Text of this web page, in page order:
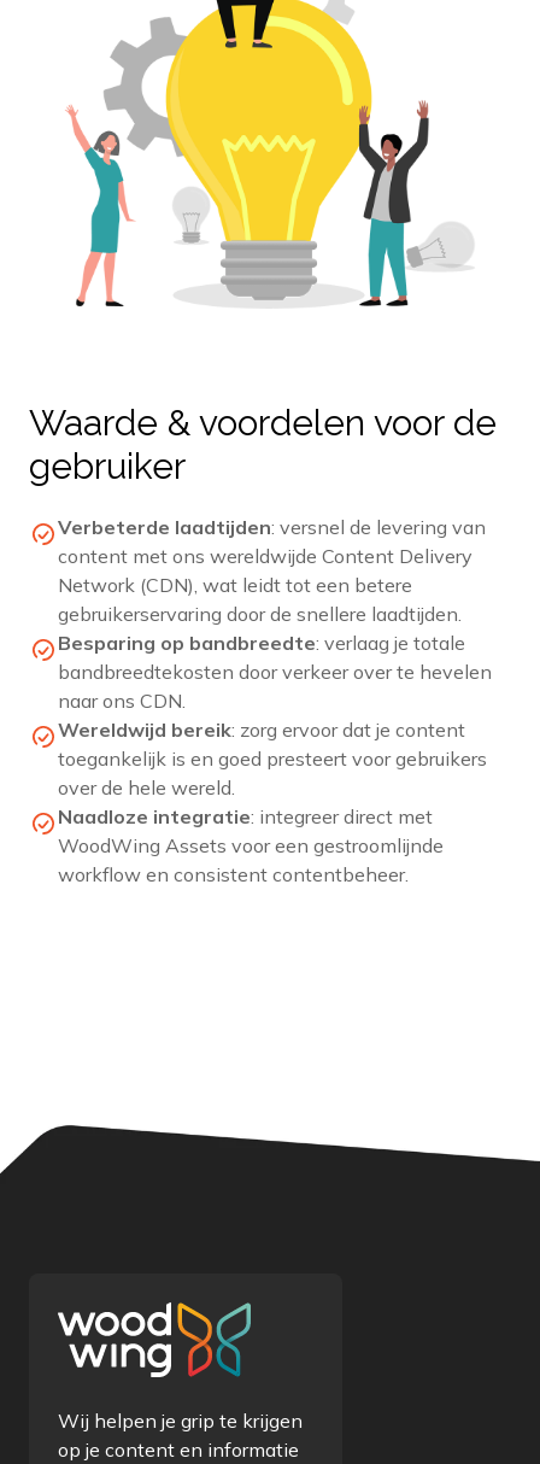
Waarde & voordelen voor de
gebruiker
Verbeterde laadtijden: versnel de levering van
content met ons wereldwijde Content Delivery
Network (CDN), wat leidt tot een betere
gebruikerservaring door de snellere laadtijden.
Besparing op bandbreedte: verlaag je totale
bandbreedtekosten door verkeer over te hevelen
naar ons CDN.
Wereldwijd bereik: zorg ervoor dat je content
toegankelijk is en goed presteert voor gebruikers
over de hele wereld.
Naadloze integratie: integreer direct met
WoodWing Assets voor een gestroomlijnde
workflow en consistent contentbeheer.
Wij helpen je grip te krijgen
op je content en informatie